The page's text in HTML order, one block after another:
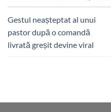
Gestul neașteptat al unui
pastor după o comandă
livrată greșit devine viral